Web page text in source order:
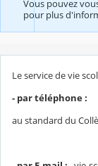
Vous pouvez
pour plus
Le service de vie
- par téléphone :
au standard du